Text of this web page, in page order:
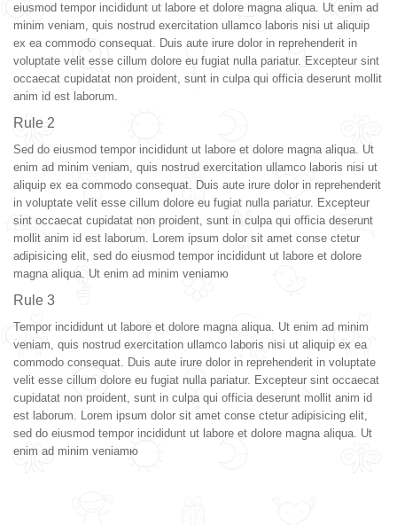
eiusmod tempor incididunt ut labore et dolore magna aliqua. Ut enim ad
minim veniam, quis nostrud exercitation ullamco laboris nisi ut aliquip
ex ea commodo consequat. Duis aute irure dolor in reprehenderit in
voluptate velit esse cillum dolore eu fugiat nulla pariatur. Excepteur sint
occaecat cupidatat non proident, sunt in culpa qui officia deserunt mollit
anim id est laborum.
Rule 2
Sed do eiusmod tempor incididunt ut labore et dolore magna aliqua. Ut
enim ad minim veniam, quis nostrud exercitation ullamco laboris nisi ut
aliquip ex ea commodo consequat. Duis aute irure dolor in reprehenderit
in voluptate velit esse cillum dolore eu fugiat nulla pariatur. Excepteur
sint occaecat cupidatat non proident, sunt in culpa qui officia deserunt
mollit anim id est laborum. Lorem ipsum dolor sit amet conse ctetur
adipisicing elit, sed do eiusmod tempor incididunt ut labore et dolore
magna aliqua. Ut enim ad minim veniamю
Rule 3
Tempor incididunt ut labore et dolore magna aliqua. Ut enim ad minim
veniam, quis nostrud exercitation ullamco laboris nisi ut aliquip ex ea
commodo consequat. Duis aute irure dolor in reprehenderit in voluptate
velit esse cillum dolore eu fugiat nulla pariatur. Excepteur sint occaecat
cupidatat non proident, sunt in culpa qui officia deserunt mollit anim id
est laborum. Lorem ipsum dolor sit amet conse ctetur adipisicing elit,
sed do eiusmod tempor incididunt ut labore et dolore magna aliqua. Ut
enim ad minim veniamю